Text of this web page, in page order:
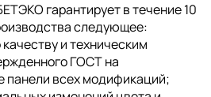
гарантирует в течение 10
следующее:
и техническим
ГОСТ на
всех модификаций;